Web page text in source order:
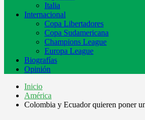
Italia
Internacional
Copa Libertadores
Copa Sudamericana
Champions League
Europa League
Biografías
Opinión
Inicio
América
Colombia y Ecuador quieren poner